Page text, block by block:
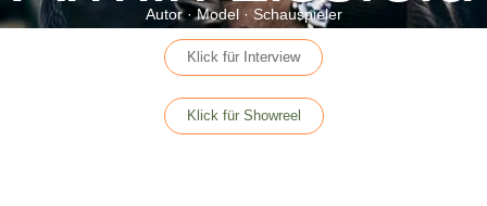
Autor · Model · Schauspieler
Klick für Interview
Klick für Showreel